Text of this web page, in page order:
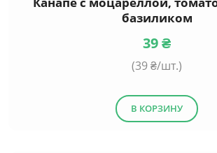
базиликом
39₴
(39₴/шт.)
В КОРЗИНУ